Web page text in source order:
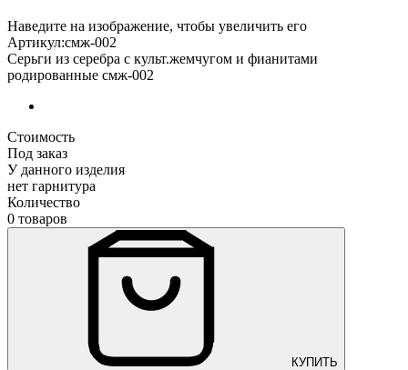
Наведите на изображение, чтобы увеличить его
Артикул:смж-002
Серьги из серебра с культ.жемчугом и фианитами
родированные смж-002
Стоимость
Под заказ
У данного изделия
нет гарнитура
Количество
0 товаров
КУПИТЬ